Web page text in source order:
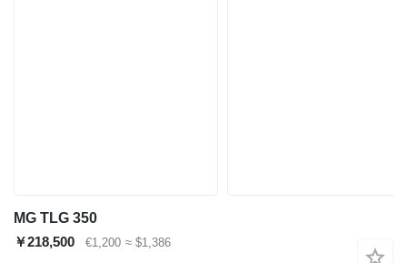
MG TLG 350
￥218,500
€1,200 ≈ $1,386